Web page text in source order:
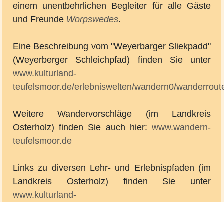
einem unentbehrlichen Begleiter für alle Gäste
und Freunde Worpswedes.
Eine Beschreibung vom "Weyerbarger Sliekpadd"
(Weyerberger Schleichpfad) finden Sie unter
www.kulturland-
teufelsmoor.de/erlebniswelten/wandern0/
Weitere Wandervorschläge (im Landkreis
Osterholz) finden Sie auch hier: www.wandern-
teufelsmoor.de
Links zu diversen Lehr- und Erlebnispfaden (im
Landkreis Osterholz) finden Sie unter
www.kulturland-